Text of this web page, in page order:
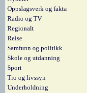
Oppslagsverk og fakta
Radio og TV
Regionalt
Reise
Samfunn og politikk
Skole og utdanning
Sport
Tro og livssyn
Underholdning